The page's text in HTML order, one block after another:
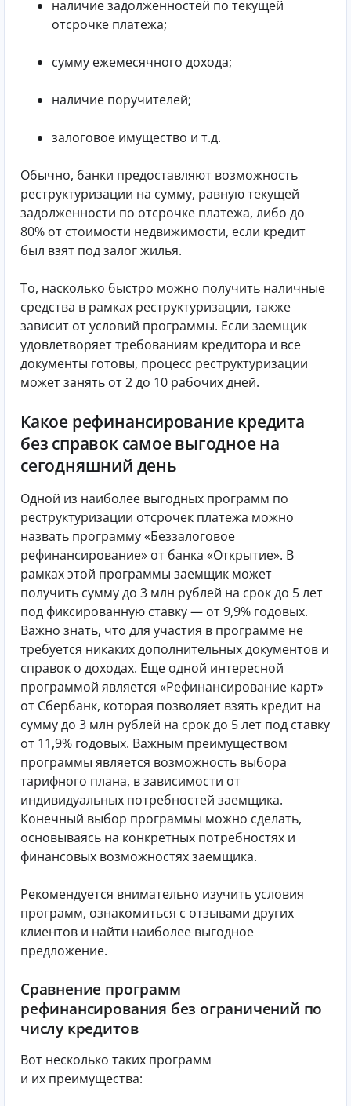
наличие задолженностей по текущей
отсрочке платежа;
сумму ежемесячного дохода;
наличие поручителей;
залоговое имущество и т.д.
Обычно, банки предоставляют возможность
реструктуризации на сумму, равную текущей
задолженности по отсрочке платежа, либо до
80% от стоимости недвижимости, если кредит
был взят под залог жилья.
То, насколько быстро можно получить наличные
средства в рамках реструктуризации, также
зависит от условий программы. Если заемщик
удовлетворяет требованиям кредитора и все
документы готовы, процесс реструктуризации
может занять от 2 до 10 рабочих дней.
Какое рефинансирование кредита
без справок самое выгодное на
сегодняшний день
Одной из наиболее выгодных программ по
реструктуризации отсрочек платежа можно
назвать программу «Беззалоговое
рефинансирование» от банка «Открытие». В
рамках этой программы заемщик может
получить сумму до 3 млн рублей на срок до 5 лет
под фиксированную ставку — от 9,9% годовых.
Важно знать, что для участия в программе не
требуется никаких дополнительных документов и
справок о доходах. Еще одной интересной
программой является «Рефинансирование карт»
от Сбербанк, которая позволяет взять кредит на
сумму до 3 млн рублей на срок до 5 лет под ставку
от 11,9% годовых. Важным преимуществом
программы является возможность выбора
тарифного плана, в зависимости от
индивидуальных потребностей заемщика.
Конечный выбор программы можно сделать,
основываясь на конкретных потребностях и
финансовых возможностях заемщика.
Рекомендуется внимательно изучить условия
программ, ознакомиться с отзывами других
клиентов и найти наиболее выгодное
предложение.
Сравнение программ
рефинансирования без ограничений по
числу кредитов
Вот несколько таких программ
и их преимущества: